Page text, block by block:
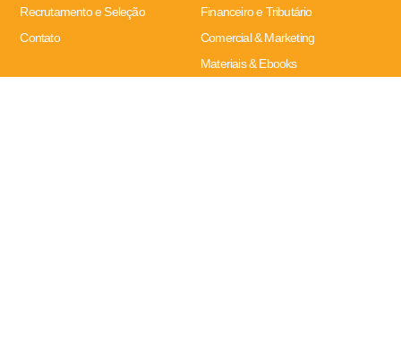
Recrutamento e Seleção
Contato
Financeiro e Tributário
Comercial & Marketing
Materiais & Ebooks